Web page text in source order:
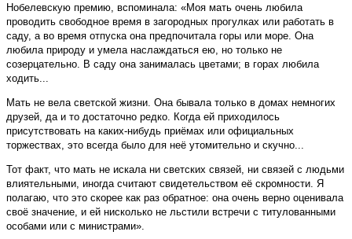
Нобелевскую премию, вспоминала: «Моя мать очень любила
проводить свободное время в загородных прогулках или работать в
саду, а во время отпуска она предпочитала горы или море. Она
любила природу и умела наслаждаться ею, но только не
созерцательно. В саду она занималась цветами; в горах любила
ходить...
Мать не вела светской жизни. Она бывала только в домах немногих
друзей, да и то достаточно редко. Когда ей приходилось
присутствовать на каких-нибудь приёмах или официальных
торжествах, это всегда было для неё утомительно и скучно...
Тот факт, что мать не искала ни светских связей, ни связей с людьми
влиятельными, иногда считают свидетельством её скромности. Я
полагаю, что это скорее как раз обратное: она очень верно оценивала
своё значение, и ей нисколько не льстили встречи с титулованными
особами или с министрами».